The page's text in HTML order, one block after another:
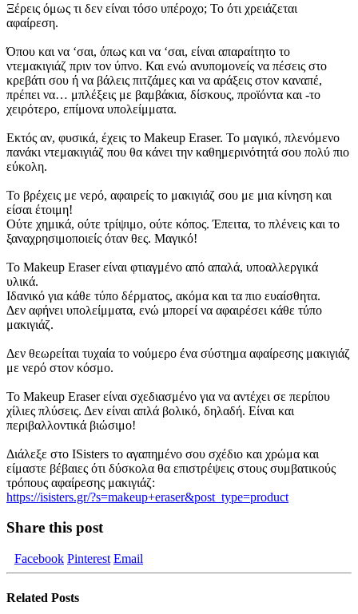
Ξέρεις όμως τι δεν είναι τόσο υπέροχο; Το ότι χρειάζεται
αφαίρεση.
Όπου και να ‘σαι, όπως και να ‘σαι, είναι απαραίτητο το
ντεμακιγιάζ πριν τον ύπνο. Και ενώ ανυπομονείς να πέσεις στο
κρεβάτι σου ή να βάλεις πιτζάμες και να αράξεις στον καναπέ,
πρέπει να… μπλέξεις με βαμβάκια, δίσκους, προϊόντα και -το
χειρότερο, επίμονα υπολείμματα.
Εκτός αν, φυσικά, έχεις το Makeup Eraser. Το μαγικό, πλενόμενο
πανάκι ντεμακιγιάζ που θα κάνει την καθημερινότητά σου πολύ πιο
εύκολη.
Το βρέχεις με νερό, αφαιρείς το μακιγιάζ σου με μια κίνηση και
είσαι έτοιμη!
Ούτε χημικά, ούτε τρίψιμο, ούτε κόπος. Έπειτα, το πλένεις και το
ξαναχρησιμοποιείς όταν θες. Μαγικό!
Το Makeup Eraser είναι φτιαγμένο από απαλά, υποαλλεργικά
υλικά.
Ιδανικό για κάθε τύπο δέρματος, ακόμα και τα πιο ευαίσθητα.
Δεν αφήνει υπολείμματα, ενώ μπορεί να αφαιρέσει κάθε τύπο
μακιγιάζ.
Δεν θεωρείται τυχαία το νούμερο ένα σύστημα αφαίρεσης μακιγιάζ
με νερό στον κόσμο.
Το Makeup Eraser είναι σχεδιασμένο για να αντέχει σε περίπου
χίλιες πλύσεις. Δεν είναι απλά βολικό, δηλαδή. Είναι και
περιβαλλοντικά βιώσιμο!
Διάλεξε στο ISisters το αγαπημένο σου σχέδιο και χρώμα και
είμαστε βέβαιες ότι δύσκολα θα επιστρέψεις στους συμβατικούς
τρόπους αφαίρεσης μακιγιάζ:
https://isisters.gr/?s=makeup+eraser&post_type=product
Share this post
Facebook Pinterest Email
Related Posts